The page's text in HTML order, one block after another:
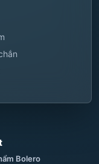
Bolero